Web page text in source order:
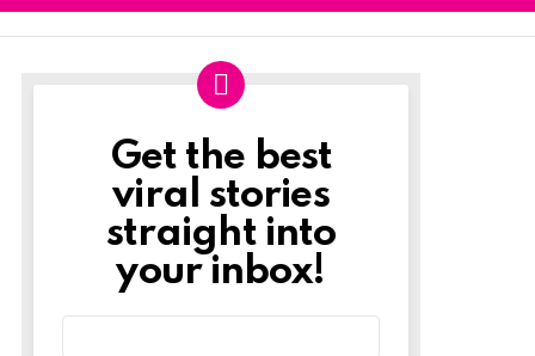
Newslett
Get the best
viral stories
straight into
your inbox!